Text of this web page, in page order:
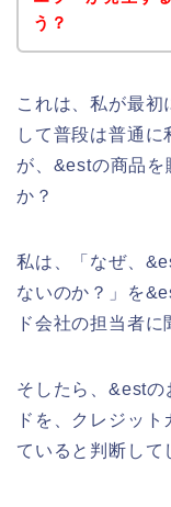
う？
これは、私が最初
して普段は普通
が、&estの商品
か？
私は、「なぜ、
ないのか？」を
ド会社の担当者に
そしたら、&estの
ドを、クレジッ
ていると判断して